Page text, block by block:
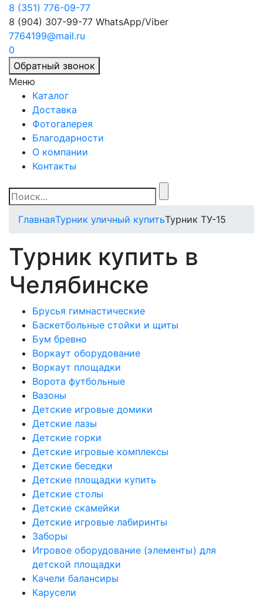
8 (351) 776-09-77
8 (904) 307-99-77 WhatsApp/Viber
7764199@mail.ru
0
Обратный звонок
Меню
Каталог
Доставка
Фотогалерея
Благодарности
О компании
Контакты
ГлавнаяТурник уличный купитьТурник ТУ-15
Турник купить в
Челябинске
Брусья гимнастические
Баскетбольные стойки и щиты
Бум бревно
Воркаут оборудование
Воркаут площадки
Ворота футбольные
Вазоны
Детские игровые домики
Детские лазы
Детские горки
Детские игровые комплексы
Детские беседки
Детские площадки купить
Детские столы
Детские скамейки
Детские игровые лабиринты
Заборы
Игровое оборудование (элементы) для
детской площадки
Качели балансиры
Карусели